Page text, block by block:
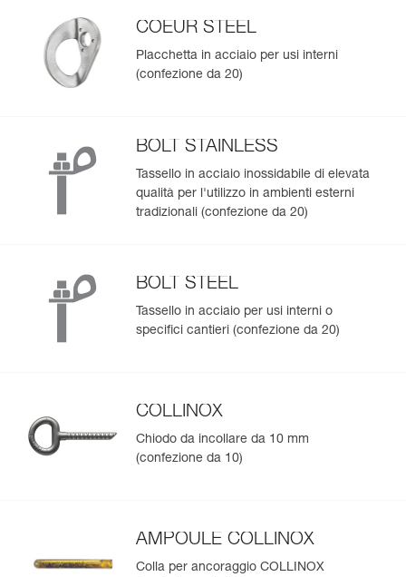
COEUR STEEL
Placchetta in acciaio per usi interni
(confezione da 20)
BOLT STAINLESS
Tassello in acciaio inossidabile di elevata
qualità per l'utilizzo in ambienti esterni
tradizionali (confezione da 20)
BOLT STEEL
Tassello in acciaio per usi interni o
specifici cantieri (confezione da 20)
COLLINOX
Chiodo da incollare da 10 mm
(confezione da 10)
AMPOULE COLLINOX
Colla per ancoraggio COLLINOX